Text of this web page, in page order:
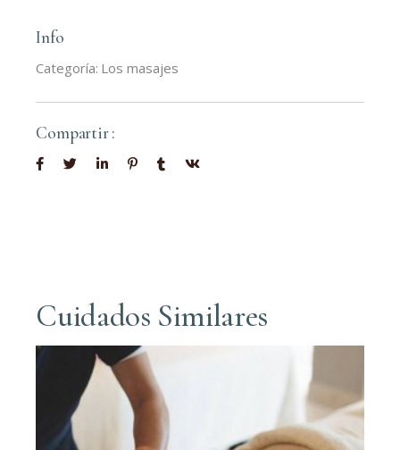
Info
Categoría: Los masajes
Compartir :
Cuidados Similares